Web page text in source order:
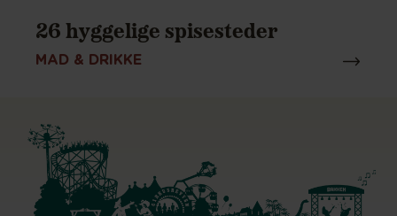
26 hyggelige spisesteder
MAD & DRIKKE